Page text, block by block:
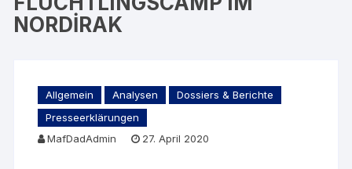
NORDİRAK
Allgemein Analysen
Dossiers & Berichte
Presseerklärungen
MafDadAdmin
27. April 2020